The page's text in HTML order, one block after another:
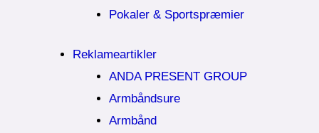
Pokaler & Sportspræmier
Reklameartikler
ANDA PRESENT GROUP
Armbåndsure
Armbånd